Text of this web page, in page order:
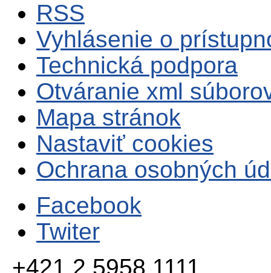
RSS
Vyhlásenie o
Technická podpora
Otváranie xml
Mapa stránok
Nastaviť cookies
Ochrana osobných
Facebook
Twiter
+421 2 5958 1111